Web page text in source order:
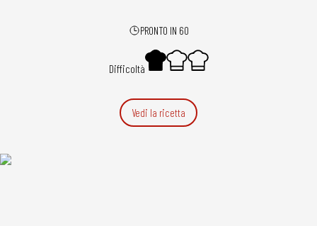
PRONTO IN 60
Difficoltà
Vedi la ricetta